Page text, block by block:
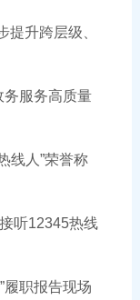
提升跨层级、
务服务高质量
线人”荣誉称
听12345热线
履职报告现场